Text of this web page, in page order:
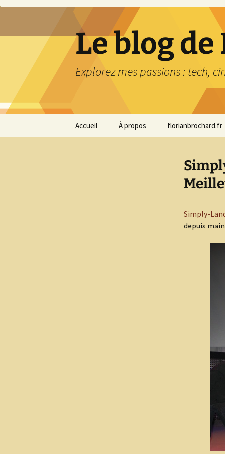
Aller
Le blog
Explorez mes passions : tech,
Accueil À propos florianbrochard.fr
Simply-
depuis